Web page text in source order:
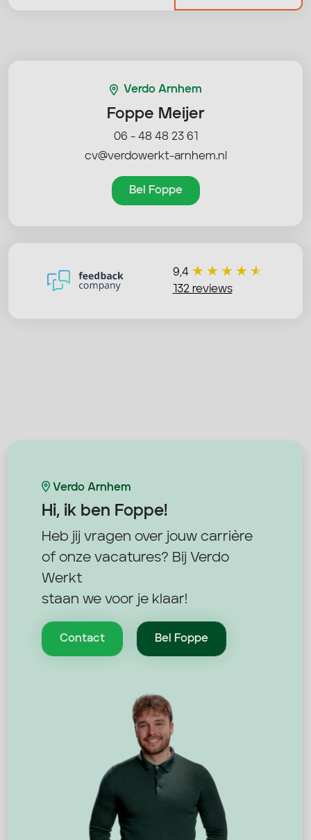
Verdo Arnhem
Foppe Meijer
06 - 48 48 23 61
cv@verdowerkt-arnhem.nl
Bel Foppe
9,4
132 reviews
Verdo Arnhem
Hi, ik ben Foppe!
Heb jij vragen over jouw carrière
of onze vacatures? Bij Verdo
Werkt
staan we voor je klaar!
Contact Bel Foppe